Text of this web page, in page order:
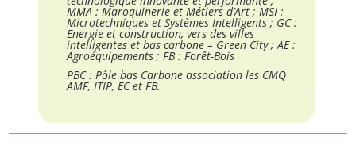
MMA : Maroquinerie et Métiers d’Art ; MSI :
Microtechniques et Systèmes Intelligents ; GC :
Energie et construction, vers des villes
intelligentes et bas carbone – Green City ; AE :
Agroéquipements ; FB : Forêt-Bois
PBC : Pôle bas Carbone association les CMQ
AMF, ITIP, EC et FB.